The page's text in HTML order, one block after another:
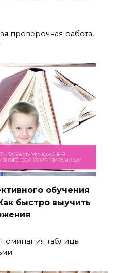
проверочная работа,
обучения
быстро выучить
таблицы